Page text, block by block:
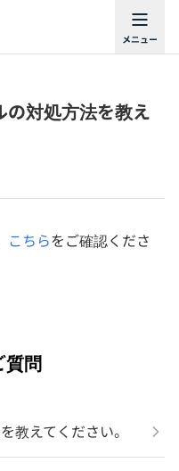
の対処方法を教え
こちらをご確認くださ
質問
教えてください。